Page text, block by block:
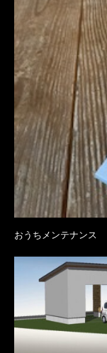
おうちメンテナンス